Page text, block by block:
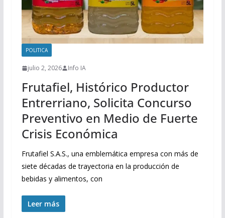
POLITICA
julio 2, 2026 Info IA
Frutafiel, Histórico Productor
Entrerriano, Solicita Concurso
Preventivo en Medio de Fuerte
Crisis Económica
Frutafiel S.A.S., una emblemática empresa con más de
siete décadas de trayectoria en la producción de
bebidas y alimentos, con
Leer más